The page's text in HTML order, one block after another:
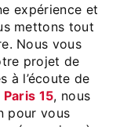
expérience et
mettons tout
Nous vous
projet de
à l’écoute de
Paris 15, nous
pour vous